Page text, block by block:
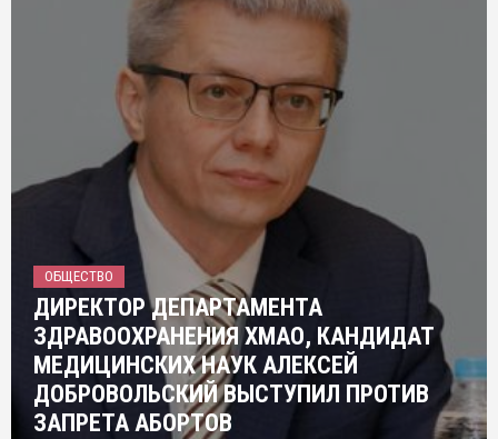
ОБЩЕСТВО
ДИРЕКТОР ДЕПАРТАМЕНТА
ЗДРАВООХРАНЕНИЯ ХМАО, КАНДИДАТ
МЕДИЦИНСКИХ НАУК АЛЕКСЕЙ
ДОБРОВОЛЬСКИЙ ВЫСТУПИЛ ПРОТИВ
ЗАПРЕТА АБОРТОВ